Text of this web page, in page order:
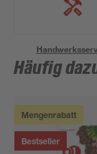
Häufig
Mengenrabatt
Bestseller